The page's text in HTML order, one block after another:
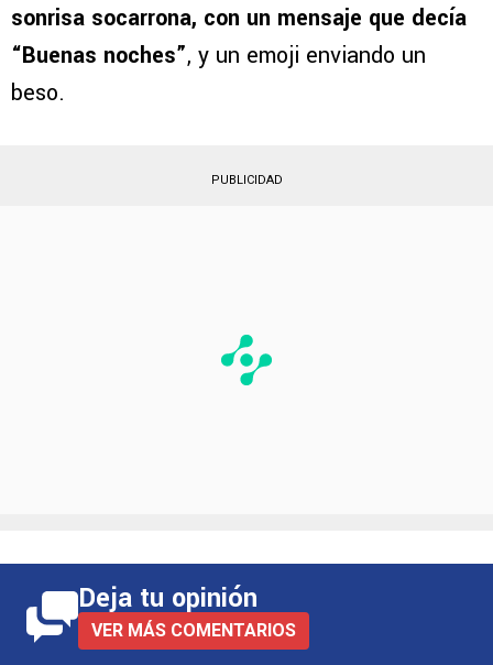
sonrisa socarrona, con un mensaje que decía
“Buenas noches”, y un emoji enviando un
beso.
PUBLICIDAD
Deja tu opinión
VER MÁS COMENTARIOS